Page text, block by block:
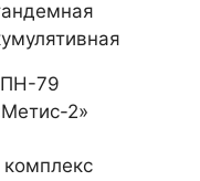
79
2»